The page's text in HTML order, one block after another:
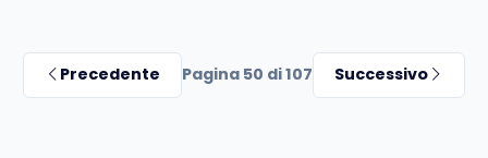
Precedente Pagina 50 di 107 Successivo